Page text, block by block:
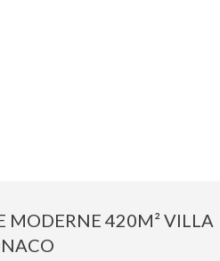
MODERNE 420M² VILLA